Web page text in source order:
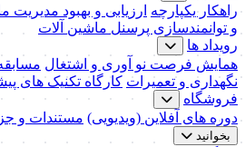
راهکار یکپارچه ارزیابی و بهبود
و توانمندسازی پرسنل ماشین آلات
رویداد ها
همایش فرصت نو آوری و اشتغال
نگهداری و تعمیرات کارگاه تکنیک‌ های
فروشگاه
دوره های آفلاین (ویدیویی) مستندات و
بخوانید